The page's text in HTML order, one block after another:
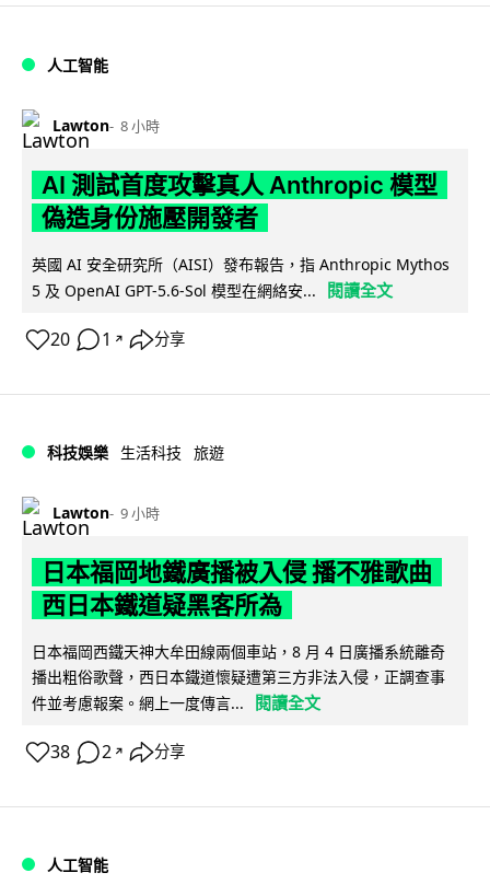
人工智能
Lawton 8 小時
AI 測試首度攻擊真人 Anthropic 模型
偽造身份施壓開發者
英國 AI 安全研究所（AISI）發布報告，指 Anthropic Mythos
5 及 OpenAI GPT-5.6-Sol 模型在網絡安...
閱讀全文
20 1 ↗ 分享
科技娛樂 生活科技 旅遊
Lawton 9 小時
日本福岡地鐵廣播被入侵 播不雅歌曲
西日本鐵道疑黑客所為
日本福岡西鐵天神大牟田線兩個車站，8 月 4 日廣播系統離奇
播出粗俗歌聲，西日本鐵道懷疑遭第三方非法入侵，正調查事
件並考慮報案。網上一度傳言...
閱讀全文
38 2 ↗ 分享
人工智能